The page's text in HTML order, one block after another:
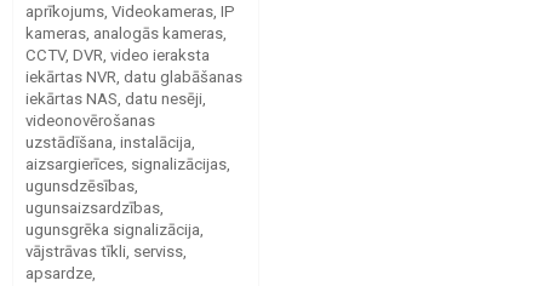
aprīkojums, Videokameras, IP
kameras, analogās kameras,
CCTV, DVR, video ieraksta
iekārtas NVR, datu glabāšanas
iekārtas NAS, datu nesēji,
videonovērošanas
uzstādīšana, instalācija,
aizsargierīces, signalizācijas,
ugunsdzēsības,
ugunsaizsardzības,
ugunsgrēka signalizācija,
vājstrāvas tīkli, serviss,
apsardze,